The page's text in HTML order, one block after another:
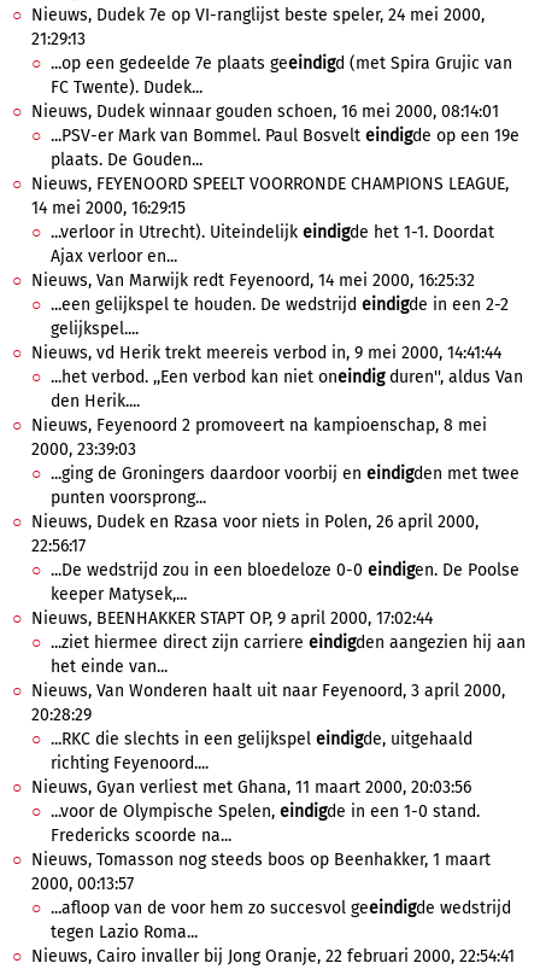
Nieuws, Dudek 7e op VI-ranglijst beste speler, 24 mei 2000,
21:29:13
...op een gedeelde 7e plaats geeindigd (met Spira Grujic van
FC Twente). Dudek...
Nieuws, Dudek winnaar gouden schoen, 16 mei 2000, 08:14:01
...PSV-er Mark van Bommel. Paul Bosvelt eindigde op een 19e
plaats. De Gouden...
Nieuws, FEYENOORD SPEELT VOORRONDE CHAMPIONS LEAGUE,
14 mei 2000, 16:29:15
...verloor in Utrecht). Uiteindelijk eindigde het 1-1. Doordat
Ajax verloor en...
Nieuws, Van Marwijk redt Feyenoord, 14 mei 2000, 16:25:32
...een gelijkspel te houden. De wedstrijd eindigde in een 2-2
gelijkspel....
Nieuws, vd Herik trekt meereis verbod in, 9 mei 2000, 14:41:44
...het verbod. ,,Een verbod kan niet oneindigduren'', aldus Van
den Herik....
Nieuws, Feyenoord 2 promoveert na kampioenschap, 8 mei
2000, 23:39:03
...ging de Groningers daardoor voorbij en eindigden met twee
punten voorsprong...
Nieuws, Dudek en Rzasa voor niets in Polen, 26 april 2000,
22:56:17
...De wedstrijd zou in een bloedeloze 0-0 eindigen. De Poolse
keeper Matysek,...
Nieuws, BEENHAKKER STAPT OP, 9 april 2000, 17:02:44
...ziet hiermee direct zijn carriere eindigden aangezien hij aan
het einde van...
Nieuws, Van Wonderen haalt uit naar Feyenoord, 3 april 2000,
20:28:29
...RKC die slechts in een gelijkspel eindigde, uitgehaald
richting Feyenoord....
Nieuws, Gyan verliest met Ghana, 11 maart 2000, 20:03:56
...voor de Olympische Spelen, eindigde in een 1-0 stand.
Fredericks scoorde na...
Nieuws, Tomasson nog steeds boos op Beenhakker, 1 maart
2000, 00:13:57
...afloop van de voor hem zo succesvol geeindigde wedstrijd
tegen Lazio Roma...
Nieuws, Cairo invaller bij Jong Oranje, 22 februari 2000, 22:54:41